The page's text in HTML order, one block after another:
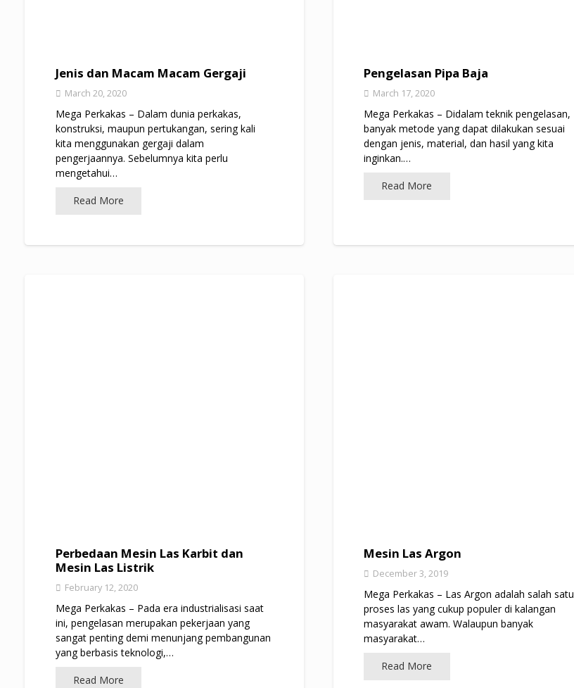
Jenis dan Macam Macam Gergaji
March 20, 2020
Mega Perkakas – Dalam dunia perkakas,
konstruksi, maupun pertukangan, sering kali
kita menggunakan gergaji dalam
pengerjaannya. Sebelumnya kita perlu
mengetahui…
Read More
Pengelasan Pipa Baja
March 17, 2020
Mega Perkakas – Didalam teknik pengelasan,
banyak metode yang dapat dilakukan sesuai
dengan jenis, material, dan hasil yang kita
inginkan.…
Read More
Perbedaan Mesin Las Karbit dan
Mesin Las Listrik
February 12, 2020
Mega Perkakas – Pada era industrialisasi saat
ini, pengelasan merupakan pekerjaan yang
sangat penting demi menunjang pembangunan
yang berbasis teknologi,…
Read More
Mesin Las Argon
December 3, 2019
Mega Perkakas – Las Argon adalah salah satu
proses las yang cukup populer di kalangan
masyarakat awam. Walaupun banyak
masyarakat…
Read More